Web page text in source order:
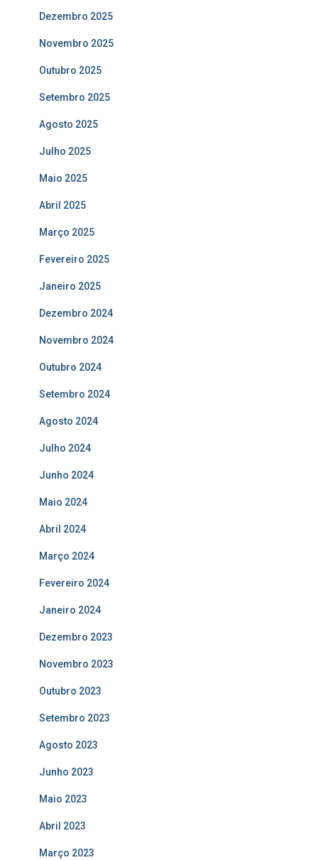
Dezembro 2025
Novembro 2025
Outubro 2025
Setembro 2025
Agosto 2025
Julho 2025
Maio 2025
Abril 2025
Março 2025
Fevereiro 2025
Janeiro 2025
Dezembro 2024
Novembro 2024
Outubro 2024
Setembro 2024
Agosto 2024
Julho 2024
Junho 2024
Maio 2024
Abril 2024
Março 2024
Fevereiro 2024
Janeiro 2024
Dezembro 2023
Novembro 2023
Outubro 2023
Setembro 2023
Agosto 2023
Junho 2023
Maio 2023
Abril 2023
Março 2023